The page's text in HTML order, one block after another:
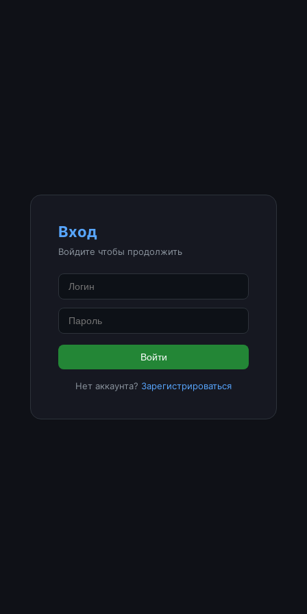
Вход
Войдите чтобы продолжить
Войти
Нет аккаунта? Зарегистрироваться